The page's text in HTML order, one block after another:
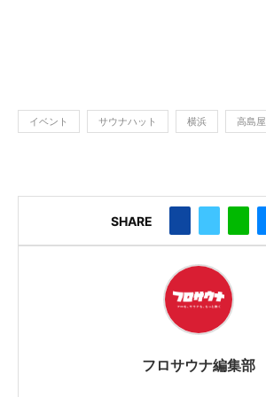
イベント サウナハット 横浜 高島屋
SHARE
フロサウナ編集部